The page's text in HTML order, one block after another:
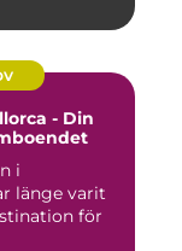
- Din
i
länge varit
för